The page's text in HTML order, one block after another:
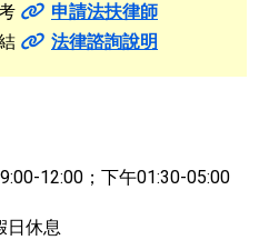
申請法扶律師
法律諮詢說明
12:00；下午01:30-05:00
日休息